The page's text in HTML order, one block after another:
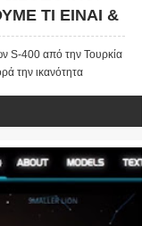
ΤΙ ΕΙΝΑΙ &
ΟΙ S-400:
S-400 από την Τουρκία
την ικανότητα